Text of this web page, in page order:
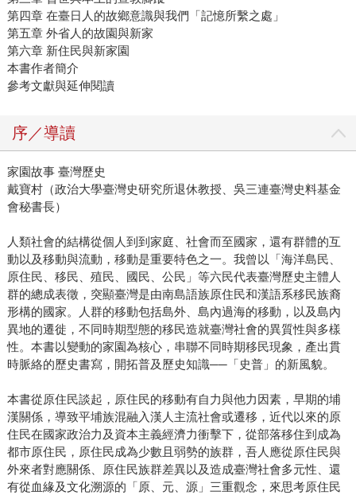
第四章 在臺日人的故鄉意識與我們「記憶所繫之處」
第五章 外省人的故園與新家
第六章 新住民與新家園
本書作者簡介
參考文獻與延伸閱讀
序／導讀
家園故事 臺灣歷史
戴寶村（政治大學臺灣史研究所退休教授、吳三連臺灣史料基金
會秘書長）
人類社會的結構從個人到到家庭、社會而至國家，還有群體的互
動以及移動與流動，移動是重要特色之一。我曾以「海洋島民、
原住民、移民、殖民、國民、公民」等六民代表臺灣歷史主體人
群的總成表徵，突顯臺灣是由南島語族原住民和漢語系移民族裔
形構的國家。人群的移動包括島外、島內過海的移動，以及島內
異地的遷徙，不同時期型態的移民造就臺灣社會的異質性與多樣
性。本書以變動的家園為核心，串聯不同時期移民現象，產出貫
時脈絡的歷史書寫，開拓普及歷史知識──「史普」的新風貌。
本書從原住民談起，原住民的移動有自力與他力因素，早期的埔
漢關係，導致平埔族混融入漢人主流社會或遷移，近代以來的原
住民在國家政治力及資本主義經濟力衝擊下，從部落移住到成為
都市原住民，原住民成為少數且弱勢的族群，吾人應從原住民與
外來者對應關係、原住民族群差異以及造成臺灣社會多元性、還
有從血緣及文化溯源的「原、元、源」三重觀念，來思考原住民